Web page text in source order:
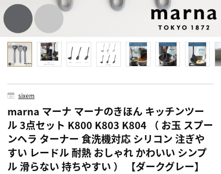
sixem
marna マーナ マーナのきほん キッチンツー
ル 3点セット K800 K803 K804 （ お玉 スプー
ンヘラ ターナー 食洗機対応 シリコン 注ぎや
すい レードル 耐熱 おしゃれ かわいい シンプ
ル 滑らない 持ちやすい ） 【ダークグレー】